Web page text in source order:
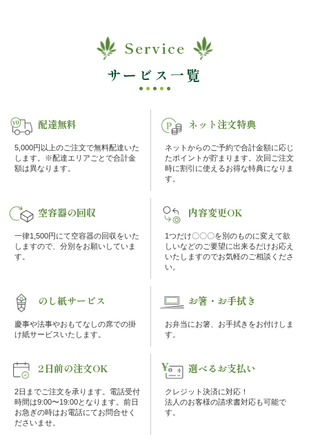
て
な
行
楽・
光
家
族
の
集
Service
サービス一覧
配達無料
5,000円以上のご注文で無料配達いた
します。※配達エリアごとで合計金
額は異なります。
ネット注文特典
ネットからのご予約で合計金額に応じ
たポイントが貯まります。次回ご注文
時に割引に使えるお得な特典になりま
す。
空容器の回収
一律1,500円にて空容器の回収をいた
しますので、分別をお願いしていま
す。
内容変更OK
1つだけ〇〇〇を別のものに変えて欲
しいなどのご要望に出来るだけお応え
いたしますのでお気軽のご相談くださ
い。
のし紙サービス
慶事や法事やおもてなしの席での掛
け紙サービスいたします。
お箸・お手拭き
お弁当にお箸、お手拭きをお付けしま
す。
2日前の注文OK
2日までご注文を承ります。電話受付
時間は9:00〜19:00となります。前日
お急ぎの時はお電話にてお問合せく
ださいませ。
選べるお支払い
クレジット決済に対応！
法人のお客様の請求書対応も可能で
す。